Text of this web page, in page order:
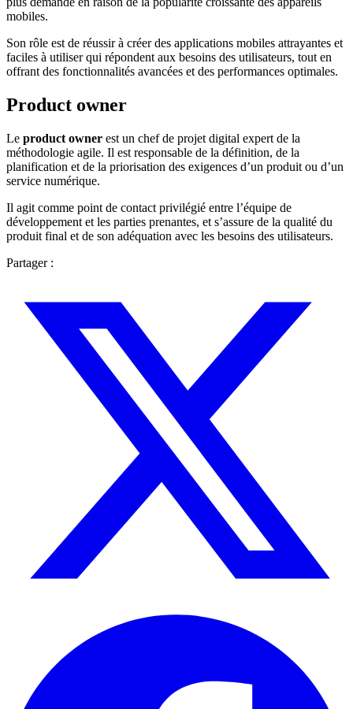
mobiles.
Son rôle est de réussir à créer des applications mobiles attrayantes et
faciles à utiliser qui répondent aux besoins des utilisateurs, tout en
offrant des fonctionnalités avancées et des performances optimales.
Product owner
Le product owner est un chef de projet digital expert de la
méthodologie agile. Il est responsable de la définition, de la
planification et de la priorisation des exigences d’un produit ou d’un
service numérique.
Il agit comme point de contact privilégié entre l’équipe de
développement et les parties prenantes, et s’assure de la qualité du
produit final et de son adéquation avec les besoins des utilisateurs.
Partager :